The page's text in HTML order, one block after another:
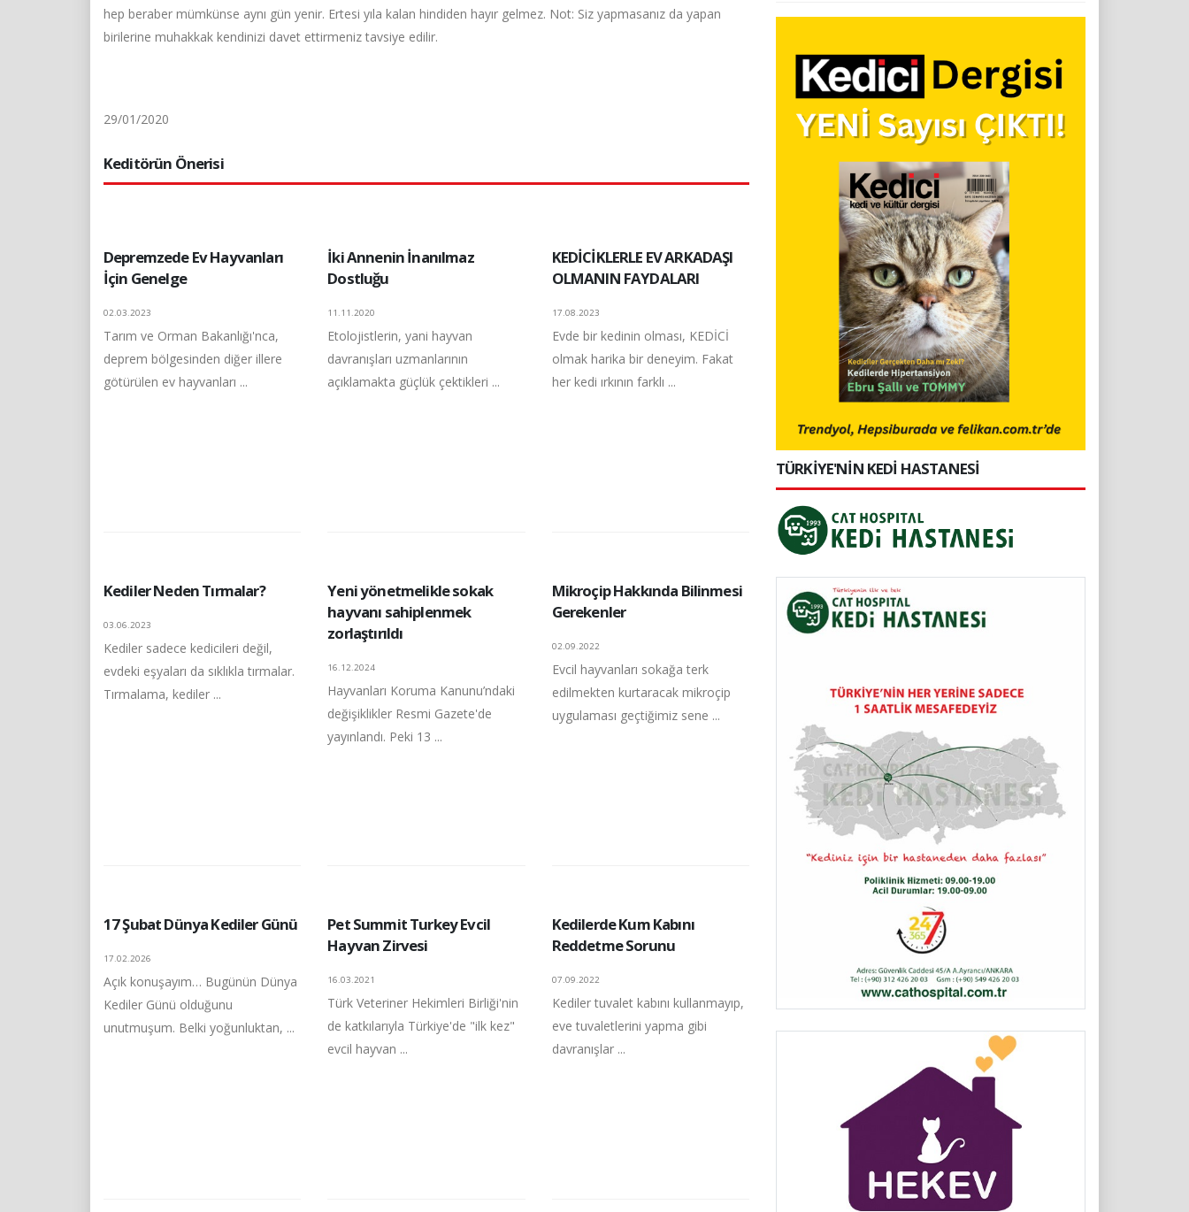
hep beraber mümkünse aynı gün yenir. Ertesi yıla kalan hindiden hayır gelmez. Not: Siz yapmasanız da yapan
birilerine muhakkak kendinizi davet ettirmeniz tavsiye edilir.
29/01/2020
Keditörün Önerisi
Depremzede Ev Hayvanları
İçin Genelge
02.03.2023
Tarım ve Orman Bakanlığı'nca,
deprem bölgesinden diğer illere
götürülen ev hayvanları ...
İki Annenin İnanılmaz
Dostluğu
11.11.2020
Etolojistlerin, yani hayvan
davranışları uzmanlarının
açıklamakta güçlük çektikleri ...
KEDİCİKLERLE EV ARKADAŞI
OLMANIN FAYDALARI
17.08.2023
Evde bir kedinin olması, KEDİCİ
olmak harika bir deneyim. Fakat
her kedi ırkının farklı ...
Kediler Neden Tırmalar?
03.06.2023
Kediler sadece kedicileri değil,
evdeki eşyaları da sıklıkla tırmalar.
Tırmalama, kediler ...
Yeni yönetmelikle sokak
hayvanı sahiplenmek
zorlaştırıldı
16.12.2024
Hayvanları Koruma Kanunu’ndaki
değişiklikler Resmi Gazete'de
yayınlandı. Peki 13 ...
Mikroçip Hakkında Bilinmesi
Gerekenler
02.09.2022
Evcil hayvanları sokağa terk
edilmekten kurtaracak mikroçip
uygulaması geçtiğimiz sene ...
17 Şubat Dünya Kediler Günü
17.02.2026
Açık konuşayım… Bugünün Dünya
Kediler Günü olduğunu
unutmuşum. Belki yoğunluktan, ...
Pet Summit Turkey Evcil
Hayvan Zirvesi
16.03.2021
Türk Veteriner Hekimleri Birliği'nin
de katkılarıyla Türkiye'de "ilk kez"
evcil hayvan ...
Kedilerde Kum Kabını
Reddetme Sorunu
07.09.2022
Kediler tuvalet kabını kullanmayıp,
eve tuvaletlerini yapma gibi
davranışlar ...
TÜRKİYE'NİN KEDİ HASTANESİ